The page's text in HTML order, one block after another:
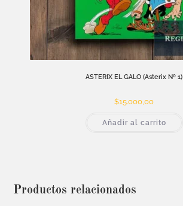
ASTERIX EL GALO (Asterix Nº 1)
$15.000,00
Añadir al carrito
Productos relacionados